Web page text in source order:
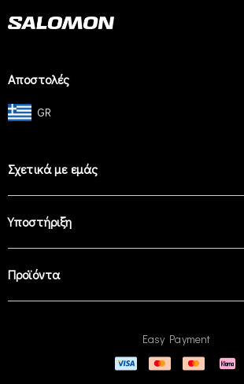
Αποστολές
GR
Σχετικά με εμάς
Υποστήριξη
Προϊόντα
Easy Payment